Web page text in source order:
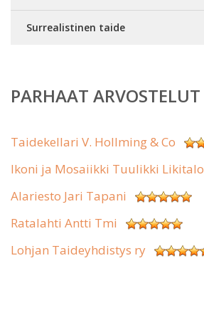
Surrealistinen taide
PARHAAT ARVOSTELUT
Taidekellari V. Hollming & Co
Ikoni ja Mosaiikki Tuulikki Likitalo
Alariesto Jari Tapani
Ratalahti Antti Tmi
Lohjan Taideyhdistys ry